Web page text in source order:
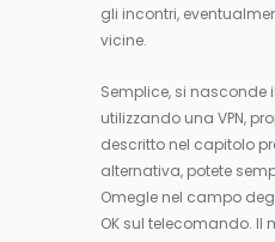
gli incontri,
vicine.
Semplice, si nasconde
utilizzando una VPN,
descritto nel capitolo
alternativa, potete
Omegle nel campo
OK sul telecomando. Il